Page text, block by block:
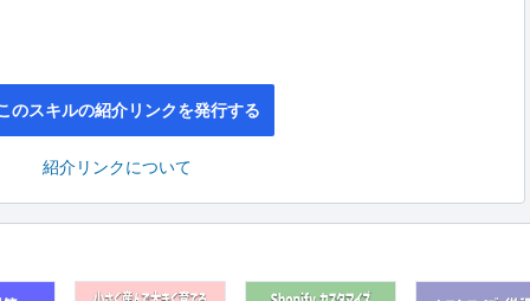
のスキルの紹介リンクを発行する
紹介リンクについて